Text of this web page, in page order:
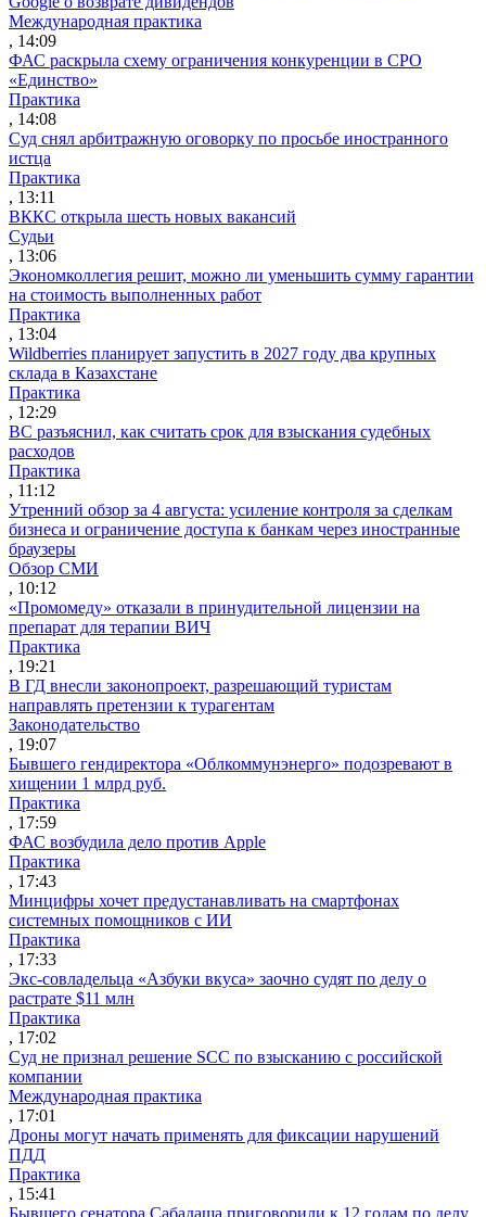
Международная практика
, 14:09
ФАС раскрыла схему ограничения конкуренции в СРО
«Единство»
Практика
, 14:08
Суд снял арбитражную оговорку по просьбе иностранного
истца
Практика
, 13:11
ВККС открыла шесть новых вакансий
Судьи
, 13:06
Экономколлегия решит, можно ли уменьшить сумму гарантии
на стоимость выполненных работ
Практика
, 13:04
Wildberries планирует запустить в 2027 году два крупных
склада в Казахстане
Практика
, 12:29
ВС разъяснил, как считать срок для взыскания судебных
расходов
Практика
, 11:12
Утренний обзор за 4 августа: усиление контроля за сделкам
бизнеса и ограничение доступа к банкам через иностранные
браузеры
Обзор СМИ
, 10:12
«Промомеду» отказали в принудительной лицензии на
препарат для терапии ВИЧ
Практика
, 19:21
В ГД внесли законопроект, разрешающий туристам
направлять претензии к турагентам
Законодательство
, 19:07
Бывшего гендиректора «Облкоммунэнерго» подозревают в
хищении 1 млрд руб.
Практика
, 17:59
ФАС возбудила дело против Apple
Практика
, 17:43
Минцифры хочет предустанавливать на смартфонах
системных помощников с ИИ
Практика
, 17:33
Экс-совладельца «Азбуки вкуса» заочно судят по делу о
растрате $11 млн
Практика
, 17:02
Суд не признал решение SCC по взысканию с российской
компании
Международная практика
, 17:01
Дроны могут начать применять для фиксации нарушений
ПДД
Практика
, 15:41
Бывшего сенатора Сабадаша приговорили к 12 годам по делу